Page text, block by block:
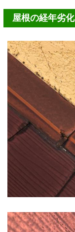
屋根の経年劣化